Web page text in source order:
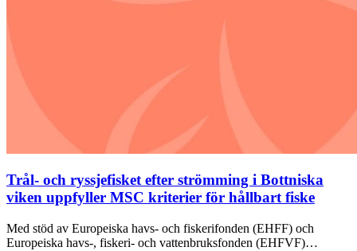
Trål- och ryssjefisket efter strömming i Bottniska
viken uppfyller MSC kriterier för hållbart fiske
Med stöd av Europeiska havs- och fiskerifonden (EHFF) och
Europeiska havs-, fiskeri- och vattenbruksfonden (EHFVF)…